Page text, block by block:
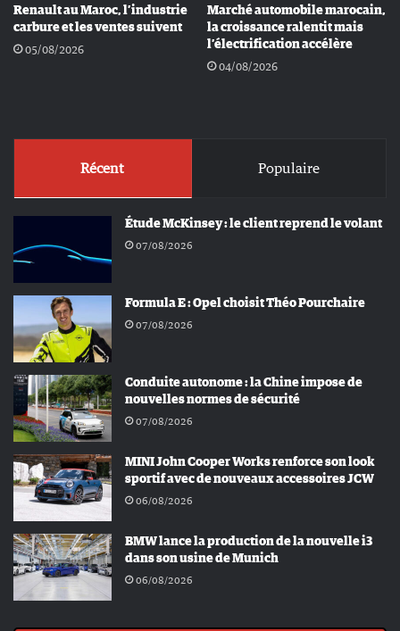
Renault au Maroc, l’industrie
carbure et les ventes suivent
05/08/2026
Marché automobile marocain,
la croissance ralentit mais
l’électrification accélère
04/08/2026
Récent Populaire
Étude McKinsey : le client reprend le volant
07/08/2026
Formula E : Opel choisit Théo Pourchaire
07/08/2026
Conduite autonome : la Chine impose de
nouvelles normes de sécurité
07/08/2026
MINI John Cooper Works renforce son look
sportif avec de nouveaux accessoires JCW
06/08/2026
BMW lance la production de la nouvelle i3
dans son usine de Munich
06/08/2026